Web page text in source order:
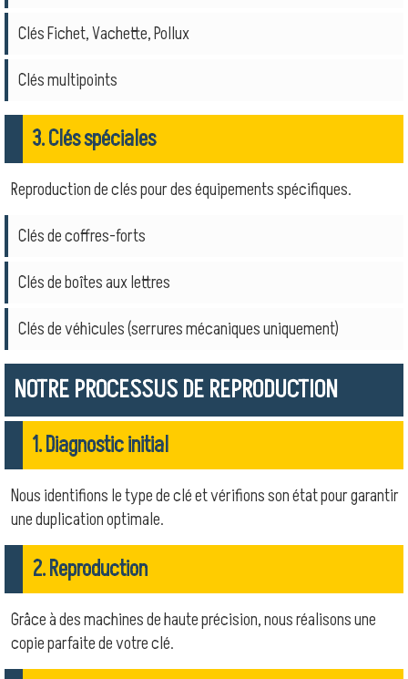
Clés Fichet, Vachette, Pollux
Clés multipoints
3. Clés spéciales
Reproduction de clés pour des équipements spécifiques.
Clés de coffres-forts
Clés de boîtes aux lettres
Clés de véhicules (serrures mécaniques uniquement)
NOTRE PROCESSUS DE REPRODUCTION
1. Diagnostic initial
Nous identifions le type de clé et vérifions son état pour garantir
une duplication optimale.
2. Reproduction
Grâce à des machines de haute précision, nous réalisons une
copie parfaite de votre clé.